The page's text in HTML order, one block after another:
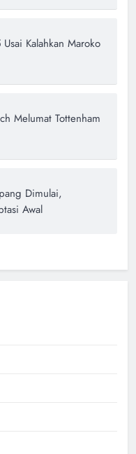
Kalahkan Maroko
Melumat Tottenham
Dimulai,
Awal